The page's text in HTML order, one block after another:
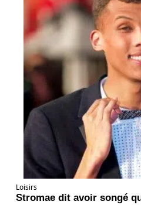
Loisirs
Stromae dit avoir songé